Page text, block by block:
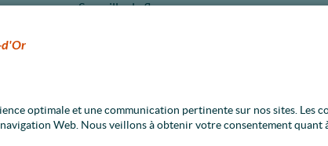
Surveiller la flore.
Participer à la viabilité hivernale des routes/
d'Or
optimale et une communication pertinente sur nos sites. Les
Web. Nous veillons à obtenir votre consentement quant à